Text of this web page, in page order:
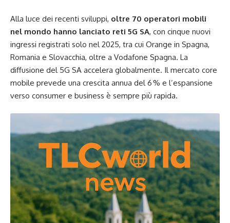
Alla luce dei recenti sviluppi, oltre 70 operatori mobili
nel mondo hanno lanciato reti 5G SA, con cinque nuovi
ingressi registrati solo nel 2025, tra cui Orange in Spagna,
Romania e Slovacchia, oltre a Vodafone Spagna. La
diffusione del 5G SA accelera globalmente. Il mercato core
mobile prevede una crescita annua del 6 % e l’espansione
verso consumer e business è sempre più rapida.